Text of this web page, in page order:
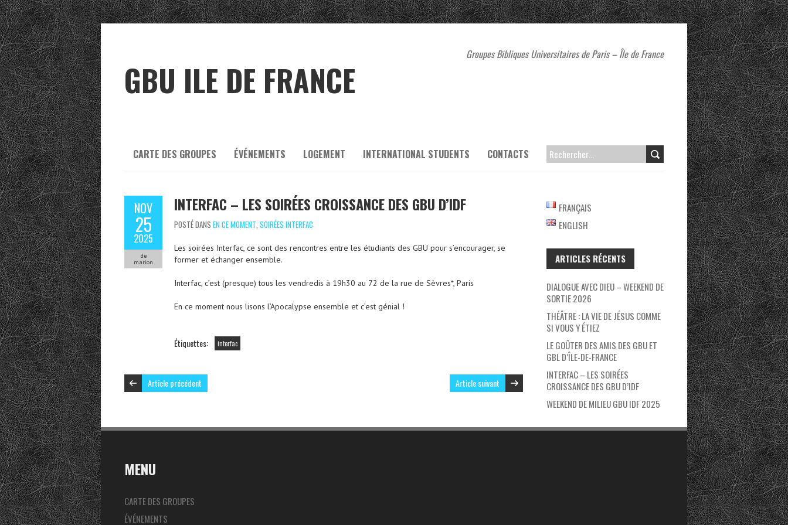
GBU ILE DE FRANCE
Groupes Bibliques Universitaires de Paris – Île de France
CARTE DES GROUPES ÉVÉNEMENTS LOGEMENT INTERNATIONAL STUDENTS CONTACTS RECHERCHER :
NOV
25
2025
de
marion
INTERFAC – LES SOIRÉES CROISSANCE DES GBU D’IDF
POSTÉ DANS EN CE MOMENT, SOIRÉES INTERFAC
Les soirées Interfac, ce sont des rencontres entre les étudiants des GBU pour s’encourager, se
former et échanger ensemble.
Interfac, c’est (presque) tous les vendredis à 19h30 au 72 de la rue de Sèvres*, Paris
En ce moment nous lisons l’Apocalypse ensemble et c’est génial !
Étiquettes: interfac
Article précédent Article suivant
FRANÇAIS
ENGLISH
ARTICLES RÉCENTS
DIALOGUE AVEC DIEU – WEEKEND DE
SORTIE 2026
THÉÂTRE : LA VIE DE JÉSUS COMME
SI VOUS Y ÉTIEZ
LE GOÛTER DES AMIS DES GBU ET
GBL D’ÎLE-DE-FRANCE
INTERFAC – LES SOIRÉES
CROISSANCE DES GBU D’IDF
WEEKEND DE MILIEU GBU IDF 2025
MENU
CARTE DES GROUPES
ÉVÉNEMENTS